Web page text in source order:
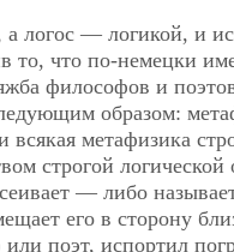
а логос — логикой, и
то, что по-немецки
философов и
образом:
всякая метафизика
строгой логической
— либо
его в сторону
или поэт, испортил